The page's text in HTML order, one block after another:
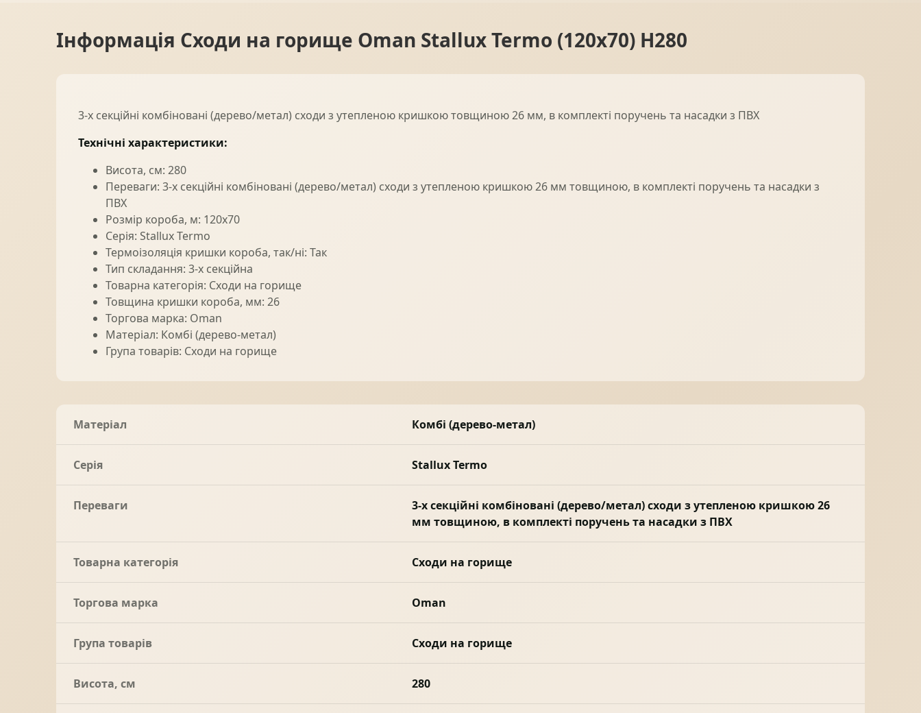
Інформація Сходи на горище Oman Stallux Termo (120x70) H280
3-х секційні комбіновані (дерево/метал) сходи з утепленою кришкою товщиною 26 мм, в комплекті поручень та насадки з ПВХ
Технічні характеристики:
Висота, см: 280
Переваги: 3-х секційні комбіновані (дерево/метал) сходи з утепленою кришкою 26 мм товщиною, в комплекті поручень та насадки з
ПВХ
Розмір короба, м: 120x70
Серія: Stallux Termo
Термоізоляція кришки короба, так/ні: Так
Тип складання: 3-х секційна
Товарна категорія: Сходи на горище
Товщина кришки короба, мм: 26
Торгова марка: Oman
Матеріал: Комбі (дерево-метал)
Група товарів: Сходи на горище
Матеріал Комбі (дерево-метал)
Серія Stallux Termo
Переваги
3-х секційні комбіновані (дерево/метал) сходи з утепленою кришкою 26
мм товщиною, в комплекті поручень та насадки з ПВХ
Товарна категорія Сходи на горище
Торгова марка Oman
Група товарів Сходи на горище
Висота, см 280